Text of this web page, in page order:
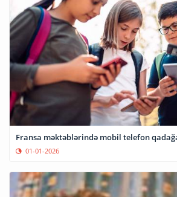
Fransa məktəblərində mobil telefon
01-01-2026